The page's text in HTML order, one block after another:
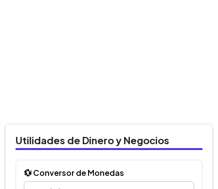
Utilidades de Dinero y Negocios
💱 Conversor de Monedas